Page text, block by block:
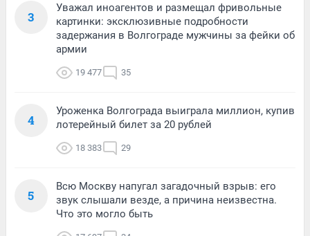
3
Уважал иноагентов и размещал фривольные
картинки: эксклюзивные подробности
задержания в Волгограде мужчины за фейки об
армии
19 477 35
4
Уроженка Волгограда выиграла миллион, купив
лотерейный билет за 20 рублей
18 383 29
5
Всю Москву напугал загадочный взрыв: его
звук слышали везде, а причина неизвестна.
Что это могло быть